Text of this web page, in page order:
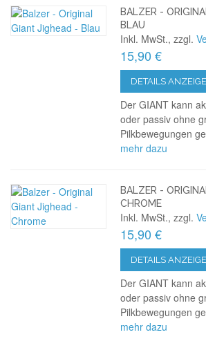
BALZER -
BLAU
Inkl. MwSt., zzgl.
15,90 €
DETAILS
Der GIANT kann
oder passiv ohne
Pilkbewegungen
mehr dazu
BALZER -
CHROME
Inkl. MwSt., zzgl.
15,90 €
DETAILS
Der GIANT kann
oder passiv ohne
Pilkbewegungen
mehr dazu